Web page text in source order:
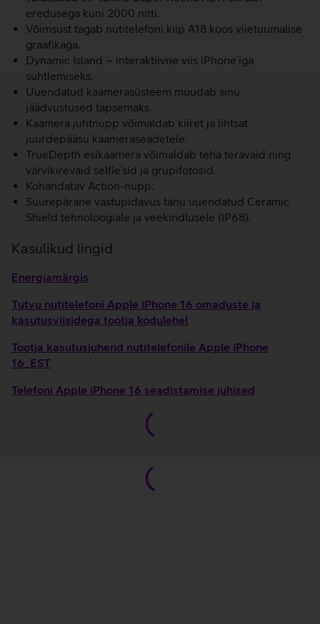
eredusega kuni 2000 nitti.
Võimsust tagab nutitelefoni kiip A18 koos viietuumalise
graafikaga.
Dynamic Island – interaktiivne viis iPhone’iga
suhtlemiseks.
Uuendatud kaamerasüsteem muudab sinu
jäädvustused täpsemaks.
Kaamera juhtnupp võimaldab kiiret ja lihtsat
juurdepääsu kaameraseadetele.
TrueDepth esikaamera võimaldab teha teravaid ning
värvikirevaid selfie’sid ja grupifotosid.
Kohandatav Action-nupp.
Suurepärane vastupidavus tänu uuendatud Ceramic
Shield tehnoloogiale ja veekindlusele (IP68).
Kasulikud lingid
Energiamärgis
Tutvu nutitelefoni Apple iPhone 16 omaduste ja
kasutusviisidega tootja kodulehel
Tootja kasutusjuhend nutitelefonile Apple iPhone
16_EST
Telefoni Apple iPhone 16 seadistamise juhised